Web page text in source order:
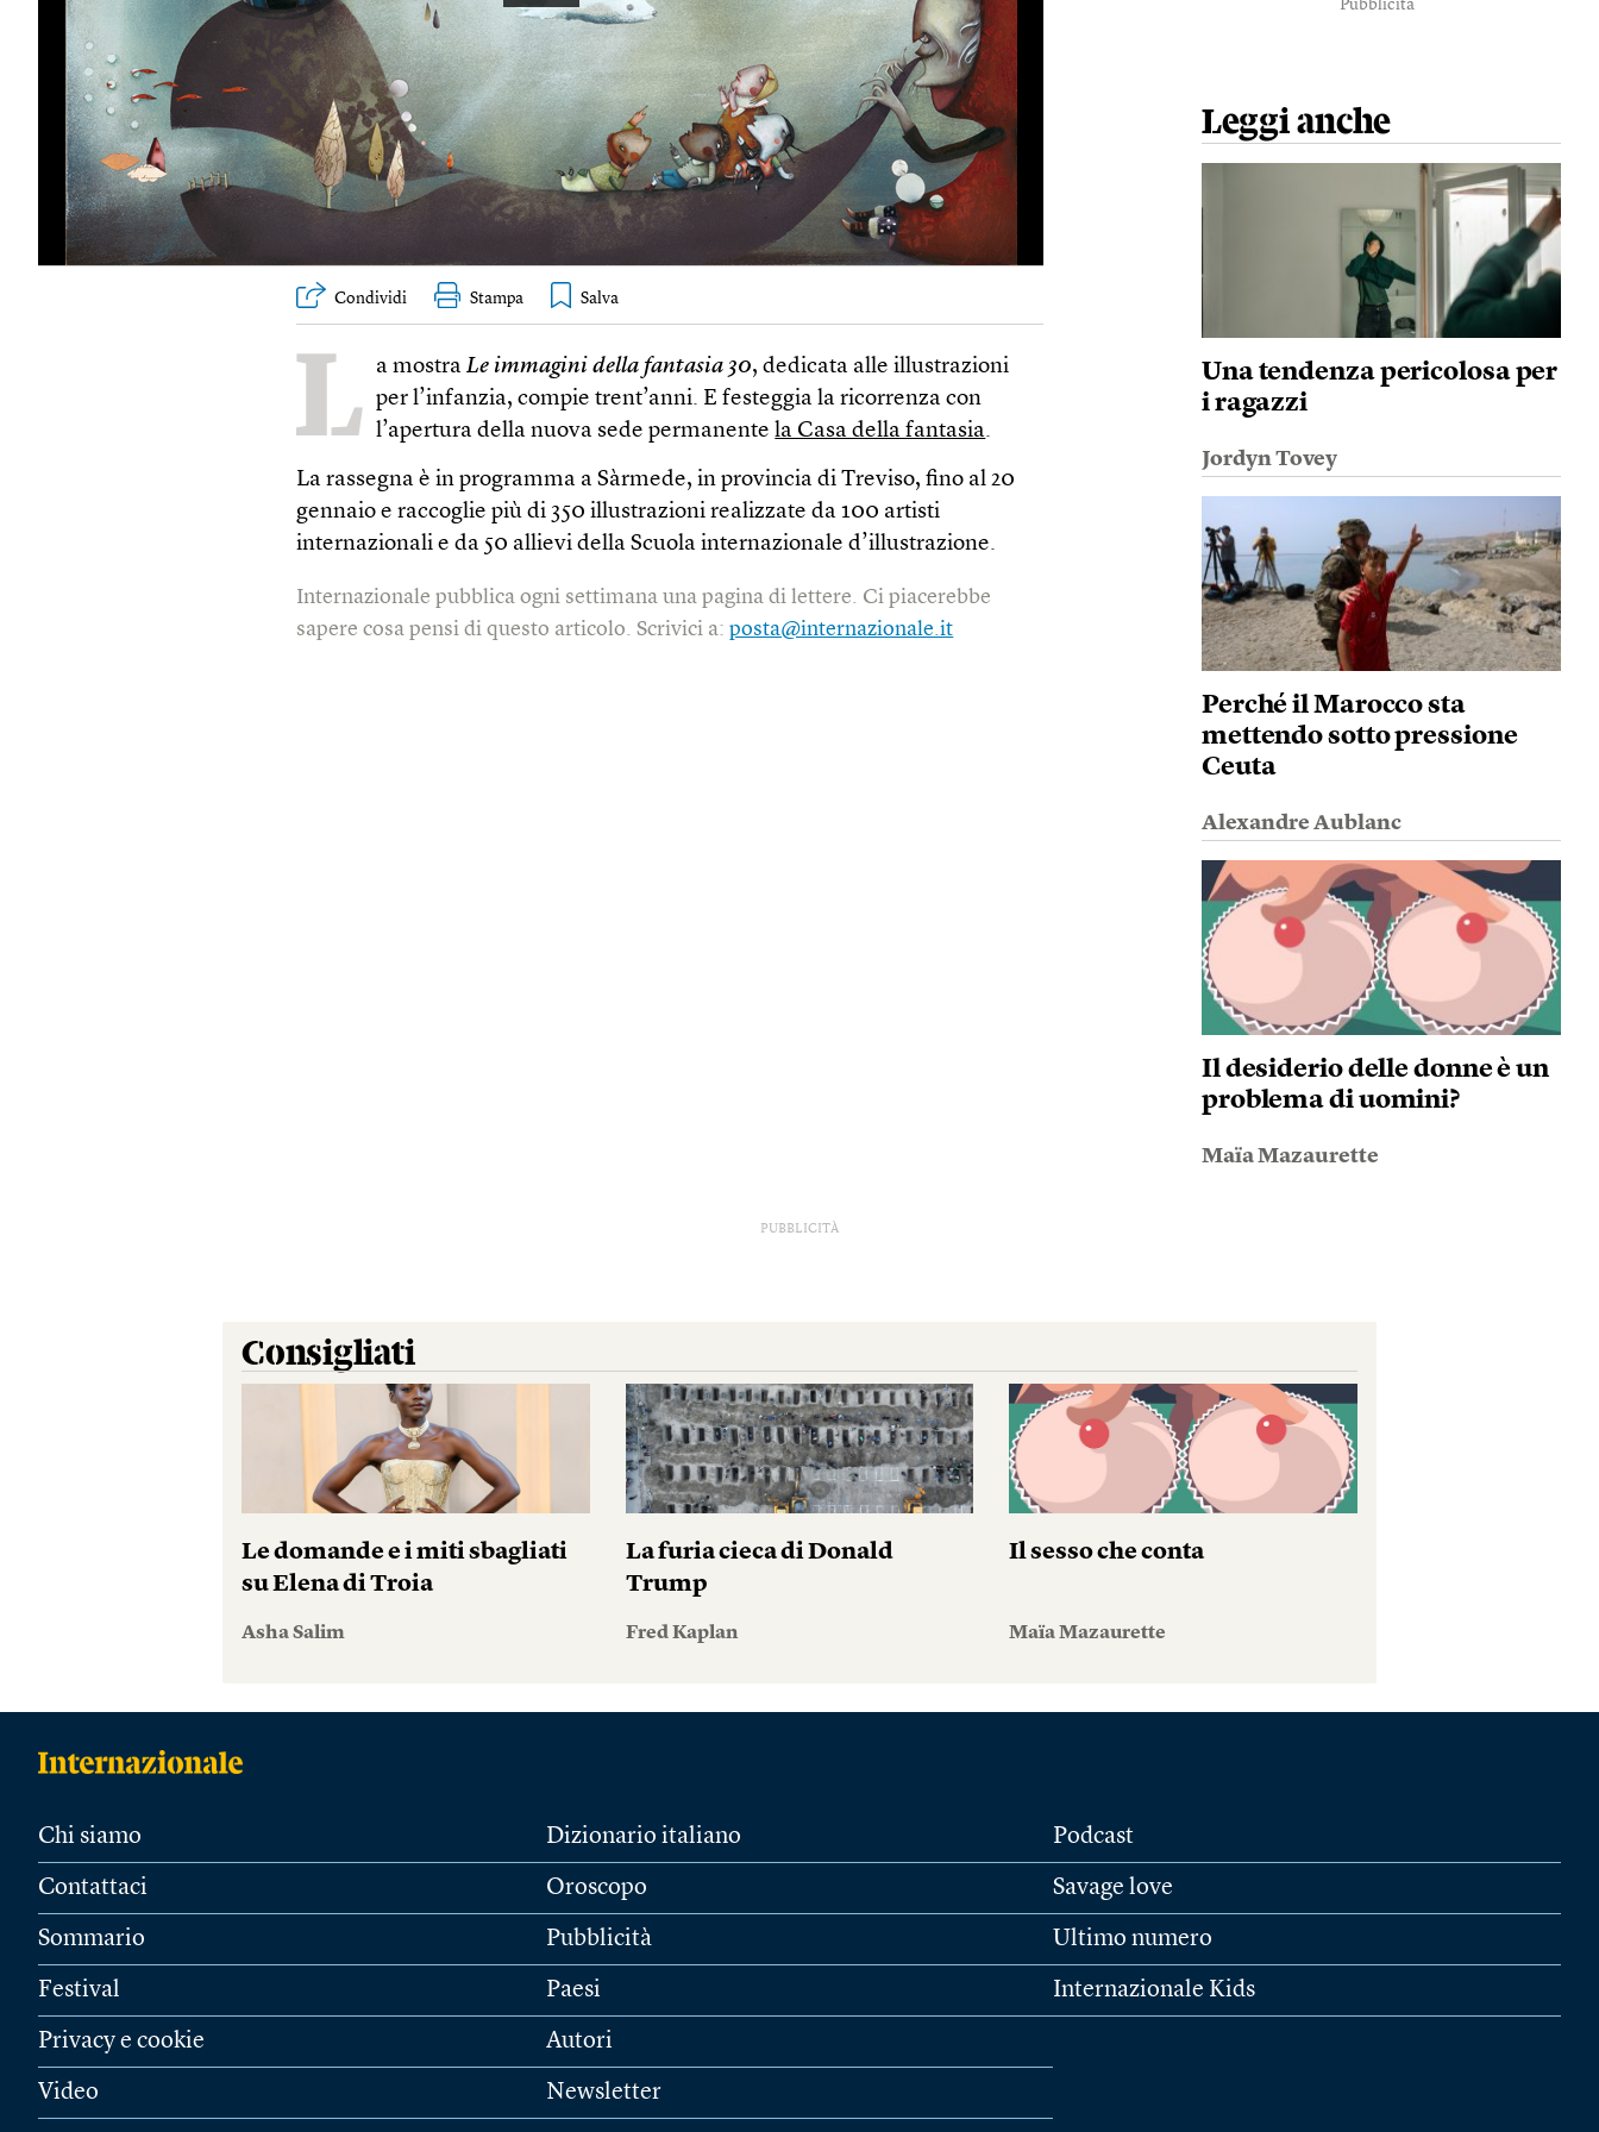
Condividi Stampa
L a mostraLe immagini della fantasia 30, dedicata alle illustrazioni
per l’infanzia, compie trent’anni. E festeggia la ricorrenza con
l’apertura della nuova sede permanentela Casa della fantasia.
La rassegna è in programma a Sàrmede, in provincia di Treviso, fino al 20
gennaio e raccoglie più di 350 illustrazioni realizzate da 100 artisti
internazionali e da 50 allievi della Scuola internazionale d’illustrazione.
Internazionale pubblica ogni settimana una pagina di lettere. Ci piacerebbe
sapere cosa pensi di questo articolo. Scrivici a:posta@internazionale.it
Pubblicità
Leggi anche
Una tendenza pericolosa per
i ragazzi
Jordyn Tovey
Perché il Marocco sta
mettendo sotto pressione
Ceuta
Alexandre Aublanc
Il desiderio delle donne è un
problema di uomini?
Maïa Mazaurette
PUBBLICITÀ
Consigliati
Le domande e i miti sbagliati
su Elena di Troia
Asha Salim
La furia cieca di Donald
Trump
Fred Kaplan
Il sesso che conta
Maïa Mazaurette
Chi siamo
Contattaci
Sommario
Festival
Privacy e cookie
Video
Dizionario italiano
Oroscopo
Pubblicità
Paesi
Autori
Newsletter
Podcast
Savage love
Ultimo numero
Internazionale Kids